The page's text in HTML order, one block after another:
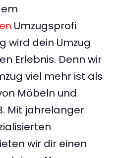
Umzugsprofi
wird dein Umzug
Erlebnis. Denn wir
viel mehr ist als
Möbeln und
Mit jahrelanger
wir dir einen